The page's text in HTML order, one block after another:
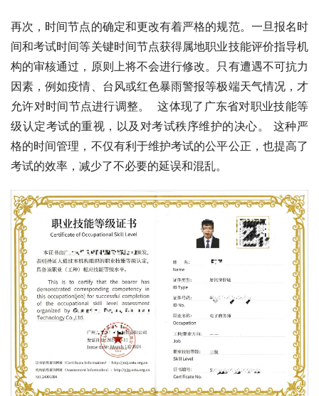
再次，时间节点的确定和更改有着严格的规范。一旦报名时
间和考试时间等关键时间节点获得属地职业技能评价指导机
构的审核通过，原则上将不会进行修改。只有遭遇不可抗力
因素，例如疫情、台风或红色暴雨警报等极端天气情况，才
允许对时间节点进行调整。  这体现了广东省对职业技能等
级认定考试的重视，以及对考试秩序维护的决心。 这种严
格的时间管理，不仅有利于维护考试的公平公正，也提高了
考试的效率，减少了不必要的延误和混乱。